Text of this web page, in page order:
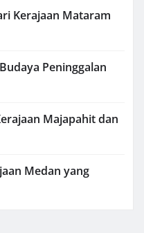
Kerajaan Mataram
Peninggalan
Majapahit dan
Medan yang